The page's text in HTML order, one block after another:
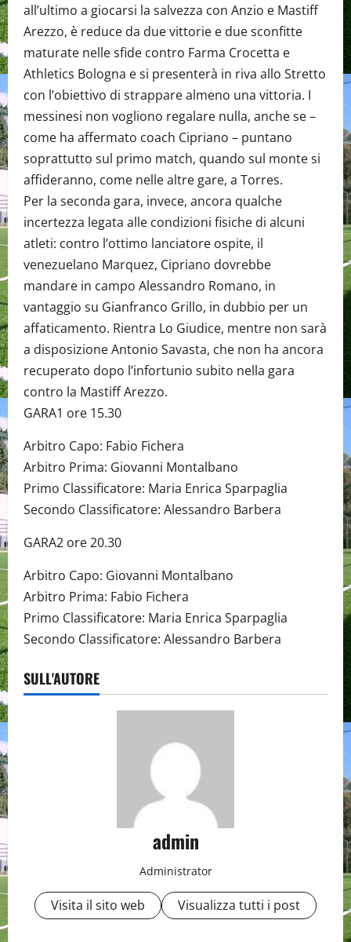
all’ultimo a giocarsi la salvezza con Anzio e Mastiff
Arezzo, è reduce da due vittorie e due sconfitte
maturate nelle sfide contro Farma Crocetta e
Athletics Bologna e si presenterà in riva allo Stretto
con l’obiettivo di strappare almeno una vittoria. I
messinesi non vogliono regalare nulla, anche se –
come ha affermato coach Cipriano – puntano
soprattutto sul primo match, quando sul monte si
affideranno, come nelle altre gare, a Torres.
Per la seconda gara, invece, ancora qualche
incertezza legata alle condizioni fisiche di alcuni
atleti: contro l’ottimo lanciatore ospite, il
venezuelano Marquez, Cipriano dovrebbe
mandare in campo Alessandro Romano, in
vantaggio su Gianfranco Grillo, in dubbio per un
affaticamento. Rientra Lo Giudice, mentre non sarà
a disposizione Antonio Savasta, che non ha ancora
recuperato dopo l’infortunio subito nella gara
contro la Mastiff Arezzo.
GARA1 ore 15.30
Arbitro Capo: Fabio Fichera
Arbitro Prima: Giovanni Montalbano
Primo Classificatore: Maria Enrica Sparpaglia
Secondo Classificatore: Alessandro Barbera
GARA2 ore 20.30
Arbitro Capo: Giovanni Montalbano
Arbitro Prima: Fabio Fichera
Primo Classificatore: Maria Enrica Sparpaglia
Secondo Classificatore: Alessandro Barbera
SULL'AUTORE
admin
Administrator
Visita il sito web Visualizza tutti i post